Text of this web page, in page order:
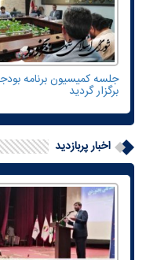
جلسه کمیسیون برنامه
برگزار گردید
اخبار پربازدید